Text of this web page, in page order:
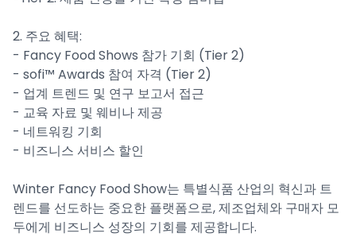
2. 주요 혜택:
- Fancy Food Shows 참가 기회 (Tier 2)
- sofi™ Awards 참여 자격 (Tier 2)
- 업계 트렌드 및 연구 보고서 접근
- 교육 자료 및 웨비나 제공
- 네트워킹 기회
- 비즈니스 서비스 할인
Winter Fancy Food Show는 특별식품 산업의 혁신과 트
렌드를 선도하는 중요한 플랫폼으로, 제조업체와 구매자 모
두에게 비즈니스 성장의 기회를 제공합니다.